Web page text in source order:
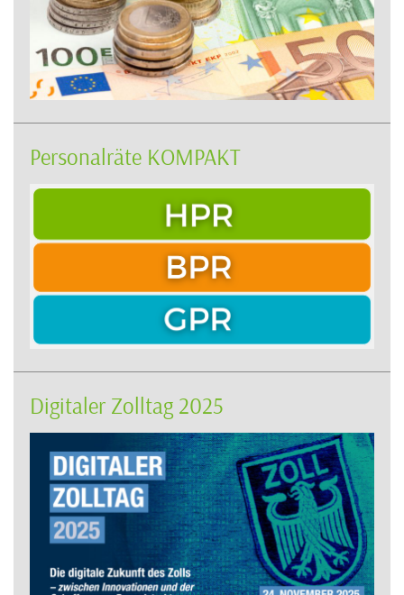
Personalräte KOMPAKT
Digitaler Zolltag 2025